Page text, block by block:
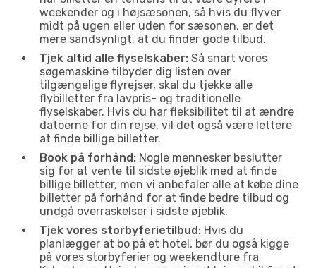
weekender og i højsæsonen, så hvis du flyver
midt på ugen eller uden for sæsonen, er det
mere sandsynligt, at du finder gode tilbud.
Tjek altid alle flyselskaber: Så snart vores
søgemaskine tilbyder dig listen over
tilgængelige flyrejser, skal du tjekke alle
flybilletter fra lavpris- og traditionelle
flyselskaber. Hvis du har fleksibilitet til at ændre
datoerne for din rejse, vil det også være lettere
at finde billige billetter.
Book på forhånd: Nogle mennesker beslutter
sig for at vente til sidste øjeblik med at finde
billige billetter, men vi anbefaler alle at købe dine
billetter på forhånd for at finde bedre tilbud og
undgå overraskelser i sidste øjeblik.
Tjek vores storbyferietilbud: Hvis du
planlægger at bo på et hotel, bør du også kigge
på vores storbyferier og weekendture fra